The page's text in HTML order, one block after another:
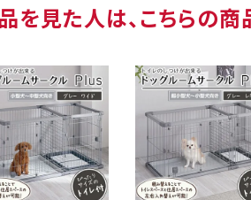
を見た人は、こちらの商